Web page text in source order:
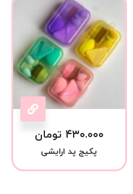
۴۳۰.۰۰۰ تومان
پکیج پد ارایشی